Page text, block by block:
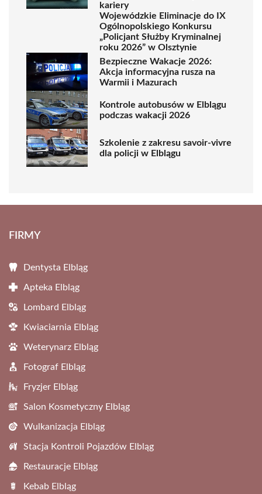
kariery
Wojewódzkie Eliminacje do IX
Ogólnopolskiego Konkursu
„Policjant Służby Kryminalnej
roku 2026” w Olsztynie
Bezpieczne Wakacje 2026:
Akcja informacyjna rusza na
Warmii i Mazurach
Kontrole autobusów w Elblągu
podczas wakacji 2026
Szkolenie z zakresu savoir-vivre
dla policji w Elblągu
FIRMY
Dentysta Elbląg
Apteka Elbląg
Lombard Elbląg
Kwiaciarnia Elbląg
Weterynarz Elbląg
Fotograf Elbląg
Fryzjer Elbląg
Salon Kosmetyczny Elbląg
Wulkanizacja Elbląg
Stacja Kontroli Pojazdów Elbląg
Restauracje Elbląg
Kebab Elbląg